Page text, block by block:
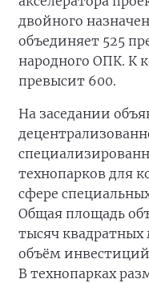
двойного
объединяет 525
народного ОПК. К
превысит 600.
На заседании
технопарков для
сфере
Общая площадь
тысяч
объём
В технопарках